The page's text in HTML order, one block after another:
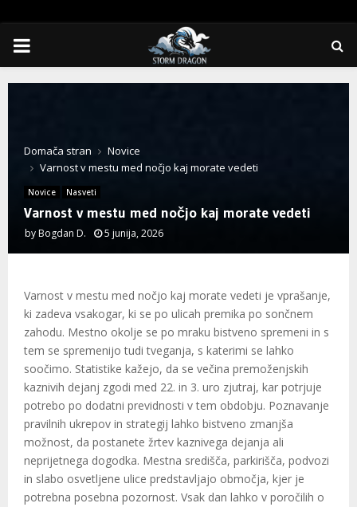
PRIMARY
MENU
Domača stran
Novice
Varnost v mestu med nočjo kaj morate vedeti
Novice Nasveti
Varnost v mestu med nočjo kaj morate vedeti
byBogdan D. 5 junija, 2026
Varnost v mestu med nočjo kaj morate vedeti je vprašanje,
ki zadeva vsakogar, ki se po ulicah premika po sončnem
zahodu. Mestno okolje se po mraku bistveno spremeni in s
tem se spremenijo tudi tveganja, s katerimi se lahko
soočimo. Statistike kažejo, da se večina premoženjskih
kaznivih dejanj zgodi med 22. in 3. uro zjutraj, kar potrjuje
potrebo po dodatni previdnosti v tem obdobju. Poznavanje
pravilnih ukrepov in strategij lahko bistveno zmanjša
možnost, da postanete žrtev kaznivega dejanja ali
neprijetnega dogodka. Mestna središča, parkirišča, podvozi
in slabo osvetljene ulice predstavljajo območja, kjer je
potrebna posebna pozornost. Vsak dan lahko v poročilih o